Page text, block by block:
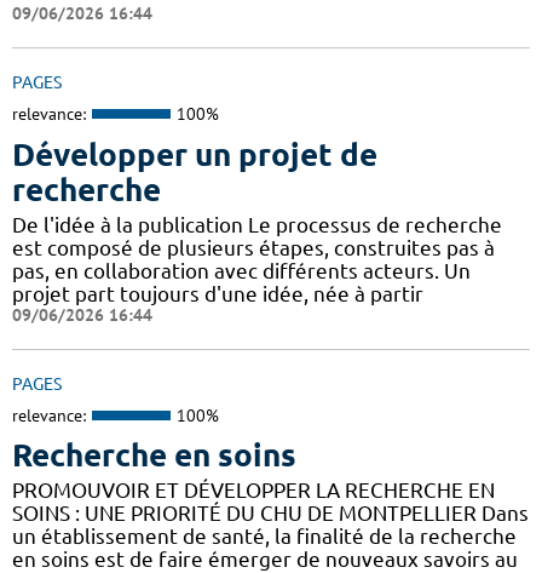
09/06/2026 16:44
PAGES
relevance: 100%
Développer un projet de
recherche
De l'idée à la publication Le processus de recherche
est composé de plusieurs étapes, construites pas à
pas, en collaboration avec différents acteurs. Un
projet part toujours d'une idée, née à partir
09/06/2026 16:44
PAGES
relevance: 100%
Recherche en soins
PROMOUVOIR ET DÉVELOPPER LA RECHERCHE EN
SOINS : UNE PRIORITÉ DU CHU DE MONTPELLIER Dans
un établissement de santé, la finalité de la recherche
en soins est de faire émerger de nouveaux savoirs au